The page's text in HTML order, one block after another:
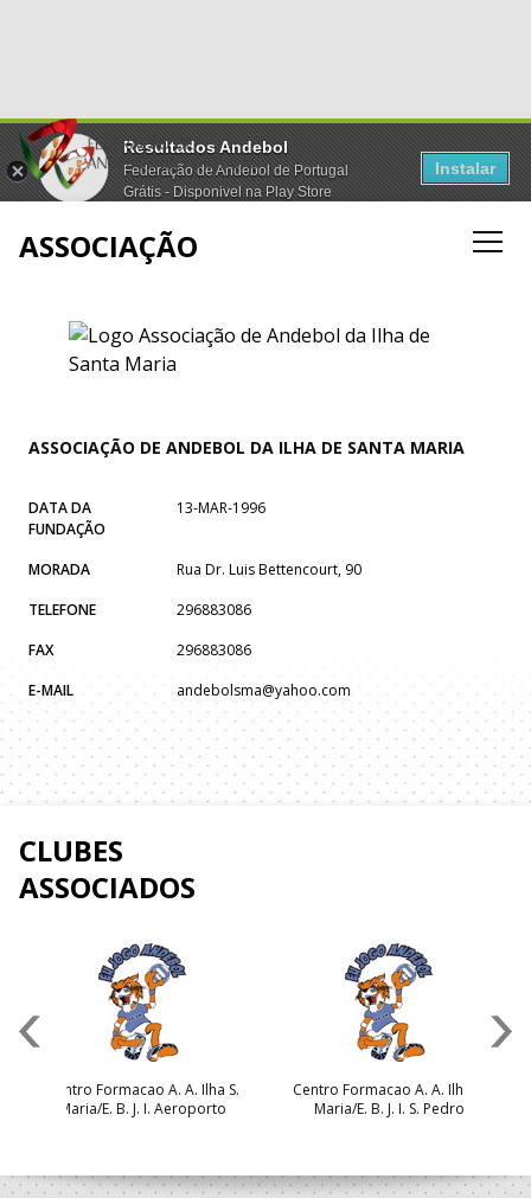
Resultados Andebol
Federação de Andebol de Portugal
Grátis - Disponivel na Play Store
Instalar
ASSOCIAÇÃO
ASSOCIAÇÃO DE ANDEBOL DA ILHA DE SANTA MARIA
DATA DA
FUNDAÇÃO
13-MAR-1996
MORADA
Rua Dr. Luis Bettencourt, 90
TELEFONE
296883086
FAX
296883086
E-MAIL
andebolsma@yahoo.com
CLUBES
ASSOCIADOS
Centro Formacao A. A. Ilha S.
Maria/E. B. J. I. Aeroporto
Centro Formacao A. A. Ilha S.
Maria/E. B. J. I. S. Pedro